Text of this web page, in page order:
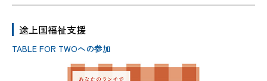
途上国福祉支援
TABLE FOR TWOへの参加